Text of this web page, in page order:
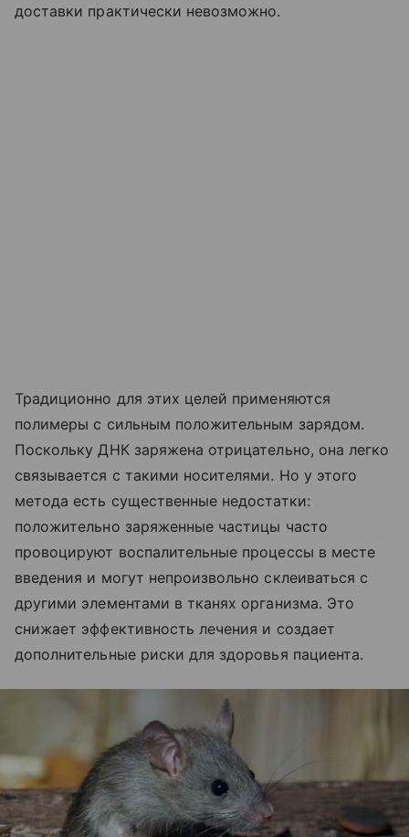
доставки практически невозможно.
Традиционно для этих целей применяются
полимеры с сильным положительным зарядом.
Поскольку ДНК заряжена отрицательно, она легко
связывается с такими носителями. Но у этого
метода есть существенные недостатки:
положительно заряженные частицы часто
провоцируют воспалительные процессы в месте
введения и могут непроизвольно склеиваться с
другими элементами в тканях организма. Это
снижает эффективность лечения и создает
дополнительные риски для здоровья пациента.